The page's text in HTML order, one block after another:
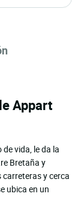
Appart
vida, le da la
Bretaña y
carreteras y cerca
ubica en un